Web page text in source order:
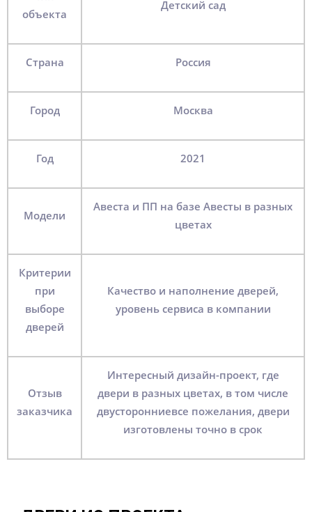
объекта
Детский сад
Страна Россия
Город Москва
Год 2021
Модели
Авеста и ПП на базе Авесты в разных
цветах
Критерии
при
выборе
дверей
Качество и наполнение дверей,
уровень сервиса в компании
Отзыв
заказчика
Интересный дизайн-проект, где
двери в разных цветах, в том числе
двусторонниевсе пожелания, двери
изготовлены точно в срок